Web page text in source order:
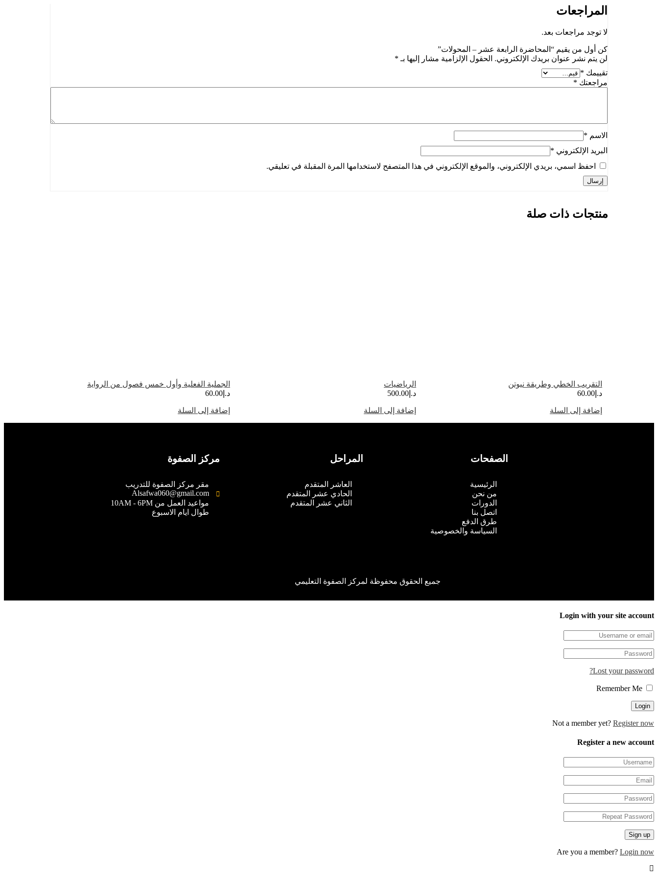
المراجعات
لا توجد مراجعات بعد.
كن أول من يقيم “المحاضرة الرابعة عشر – المحولات”
لن يتم نشر عنوان بريدك الإلكتروني. الحقول الإلزامية مشار إليها بـ *
تقييمك *
مراجعتك *
الاسم *
البريد الإلكتروني *
احفظ اسمي، بريدي الإلكتروني، والموقع الإلكتروني في هذا المتصفح لاستخدامها المرة المقبلة في تعليقي.
منتجات ذات صلة
التقريب الخطي وطريقة نيوتن
د.إ 60.00
إضافة إلى السلة
الرياضيات
د.إ 500.00
إضافة إلى السلة
الجملية الفعلية وأول خمس فصول من الرواية
د.إ 60.00
إضافة إلى السلة
الصفحات
الرئيسية
من نحن
الدورات
اتصل بنا
طرق الدفع
السياسة والخصوصية
المراحل
العاشر المتقدم
الحادي عشر المتقدم
الثاني عشر المتقدم
مركز الصفوة
مقر مركز الصفوة للتدريب
Alsafwa060@gmail.com
مواعيد العمل من 10AM - 6PM
طوال ايام الاسبوع
جميع الحقوق محفوظة لمركز الصفوة التعليمي
Login with your site account
Lost your password?
Not a member yet? Register now
Register a new account
Are you a member? Login now